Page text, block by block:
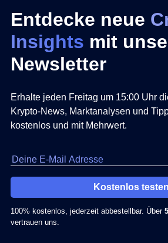
Entdecke neue
Insights mit
Newsletter
Erhalte jeden Freitag um 15:00 Uhr
Krypto-News, Marktanalysen und
kostenlos und mit Mehrwert.
Kostenlos testen
100% kostenlos, jederzeit abbestellbar. Über
vertrauen uns.